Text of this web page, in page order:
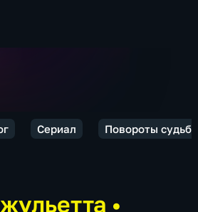
Сериал Повороты
•